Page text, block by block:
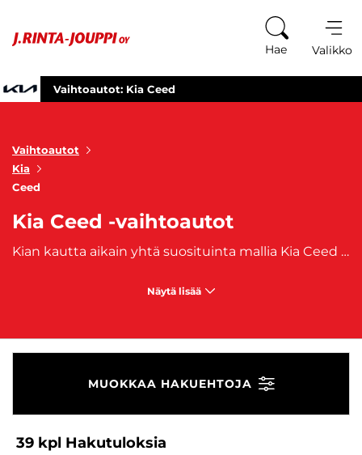
Hae Valikko
Vaihtoautot: Kia Ceed
Vaihtoautot
Kia
Ceed
Kia Ceed -vaihtoautot
Kian kautta aikain yhtä suosituinta mallia Kia Ceed on valmistettu vuodesta 2006 ja omaa saman alustan
Näytä lisää
MUOKKAA HAKUEHTOJA
39 kpl Hakutuloksia